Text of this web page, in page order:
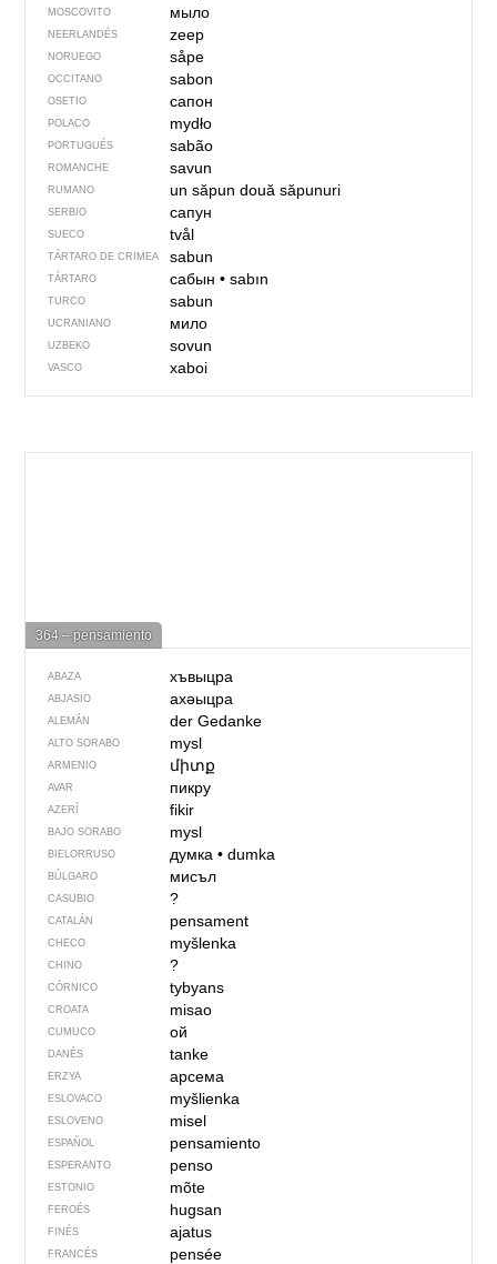
MOSCOVITO мыло
NEERLANDÉS zeep
NORUEGO såpe
OCCITANO sabon
OSETIO сапон
POLACO mydło
PORTUGUÉS sabão
ROMANCHE savun
RUMANO un săpundouă săpunuri
SERBIO сапун
SUECO tvål
TÁRTARO DE CRIMEA sabun
TÁRTARO сабын• sabın
TURCO sabun
UCRANIANO мило
UZBEKO sovun
VASCO xaboi
364 – pensamiento
ABAZA хъвыцра
ABJASIO ахәыцра
ALEMÁN der Gedanke
ALTO SORABO mysl
ARMENIO միտք
AVAR пикру
AZERÍ fikir
BAJO SORABO mysl
BIELORRUSO думка• dumka
BÚLGARO мисъл
CASUBIO ?
CATALÁN pensament
CHECO myšlenka
CHINO ?
CÓRNICO tybyans
CROATA misao
CUMUCO ой
DANÉS tanke
ERZYA арсема
ESLOVACO myšlienka
ESLOVENO misel
ESPAÑOL pensamiento
ESPERANTO penso
ESTONIO mõte
FEROÉS hugsan
FINÉS ajatus
FRANCÉS pensée